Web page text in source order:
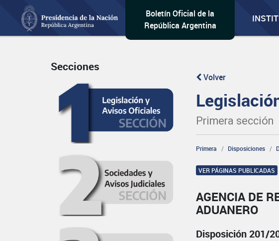
Boletín Oficial de la
República Argentina
Secciones
Volver
Primera sección
Primera Disposiciones
VER PÁGINAS PUBLICADAS
AGENCIA DE
ADUANERO
Disposición 201/